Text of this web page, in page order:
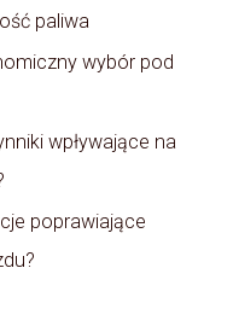
paliwa
wybór pod
wpływające na
poprawiające